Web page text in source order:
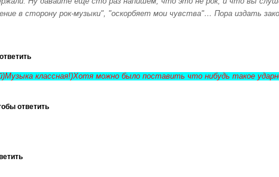
в сторону рок-музыки", "оскорбяет мои чувства"… Пора издать
классная!)Хотя можно было поставить что нибудь такое
ответить